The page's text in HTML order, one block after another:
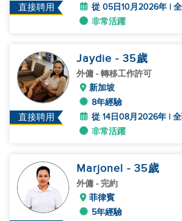
直接聘用
從 05日10月2026年 |
非常活躍
直接聘用
Jaydie - 35歲
外傭 - 轉移工作許可
新加坡
8年經驗
從 14日08月2026年 |
非常活躍
Marjonel - 35歲
外傭 - 完約
菲律賓
5年經驗